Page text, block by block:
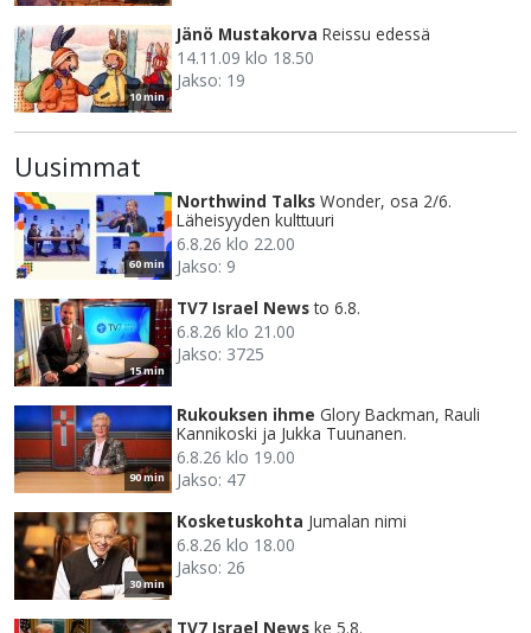
10 min
Jänö Mustakorva Reissu edessä
14.11.09 klo 18.50
Jakso: 19
Uusimmat
60 min
Northwind Talks Wonder, osa 2/6.
Läheisyyden kulttuuri
6.8.26 klo 22.00
Jakso: 9
15 min
TV7 Israel News to 6.8.
6.8.26 klo 21.00
Jakso: 3725
90 min
Rukouksen ihme Glory Backman, Rauli
Kannikoski ja Jukka Tuunanen.
6.8.26 klo 19.00
Jakso: 47
30 min
Kosketuskohta Jumalan nimi
6.8.26 klo 18.00
Jakso: 26
TV7 Israel News ke 5.8.